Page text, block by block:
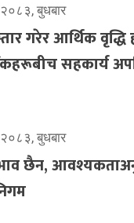
बुधबार
गरेर आर्थिक
सहकार्य
बुधबार
छैन,